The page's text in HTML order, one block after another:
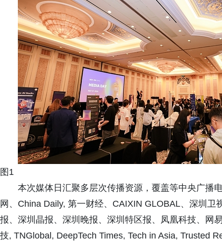
图1
本次媒体日汇聚多层次传播资源，覆盖等中央广播
网、China Daily, 第一财经、CAIXIN GLOBAL、深圳
报、深圳晶报、深圳晚报、深圳特区报、凤凰科技、网
技, TNGlobal, DeepTech Times, Tech in Asia, Trusted